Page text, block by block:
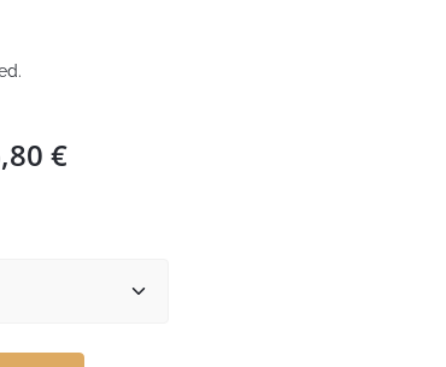
€Hinnavahemik: